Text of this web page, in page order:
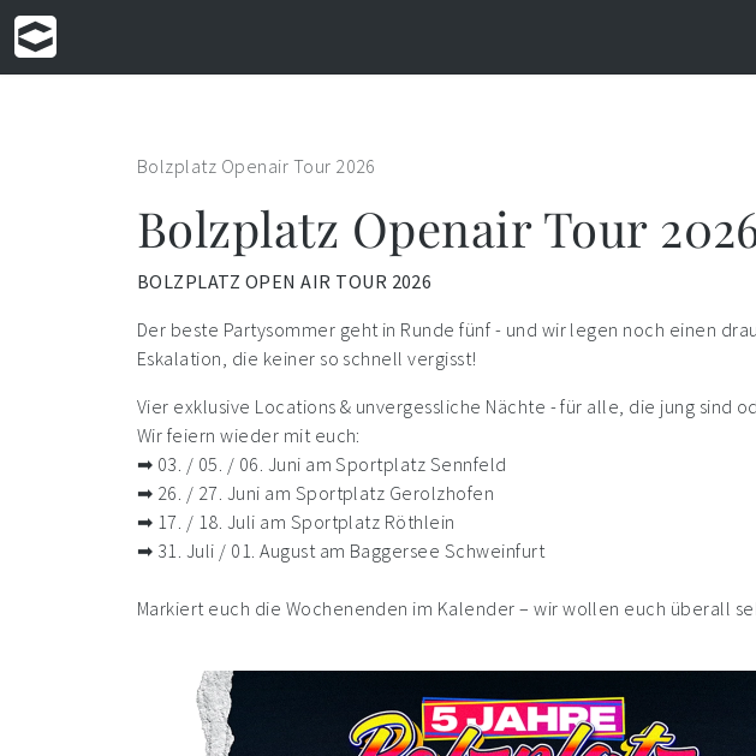
Bolzplatz Openair Tour 2026
Bolzplatz Openair Tour
BOLZPLATZ OPEN AIR TOUR 2026
Der beste Partysommer geht in Runde fünf - und wir legen noch einen
Eskalation, die keiner so schnell vergisst!
Vier exklusive Locations & unvergessliche Nächte - für alle, die jung sind
Wir feiern wieder mit euch:
➡ 03. / 05. / 06. Juni am Sportplatz Sennfeld
➡ 26. / 27. Juni am Sportplatz Gerolzhofen
➡ 17. / 18. Juli am Sportplatz Röthlein
➡ 31. Juli / 01. August am Baggersee Schweinfurt
Markiert euch die Wochenenden im Kalender – wir wollen euch überall